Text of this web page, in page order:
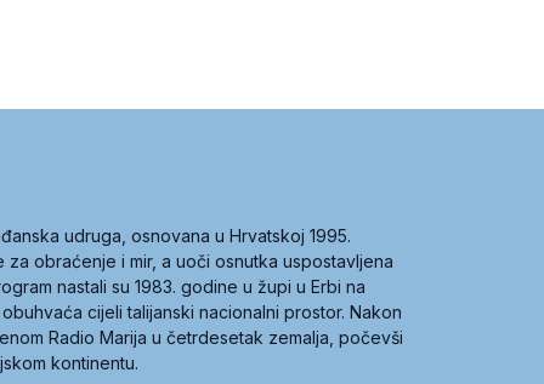
udruga, osnovana u Hrvatskoj 1995.
obraćenje i mir, a uoči osnutka uspostavljena
nastali su 1983. godine u župi u Erbi na
cijeli talijanski nacionalni prostor. Nakon
Radio Marija u četrdesetak zemalja, počevši
kontinentu.